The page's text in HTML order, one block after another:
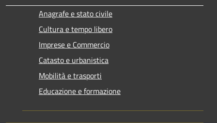
Anagrafe e stato civile
Cultura e tempo libero
Imprese e Commercio
Catasto e urbanistica
Mobilità e trasporti
Educazione e formazione